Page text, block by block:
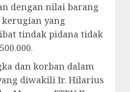
dengan nilai barang
yang
tindak pidana tidak
dan korban dalam
diwakili Ir. Hilarius